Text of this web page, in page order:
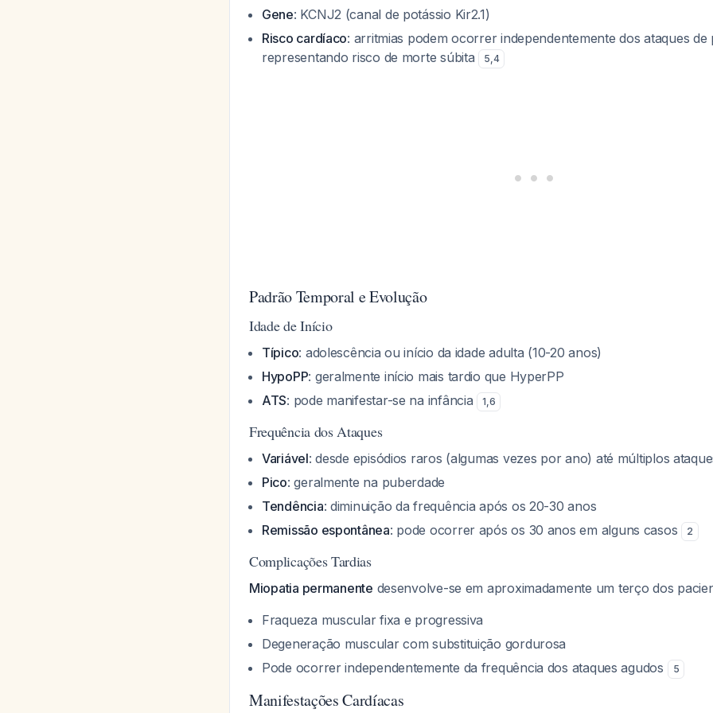
Gene: KCNJ2 (canal de potássio Kir2.1)
Risco cardíaco: arritmias podem ocorrer independentemente dos ataques de
representando risco de morte súbita
5,4
Padrão Temporal e Evolução
Idade de Início
Típico: adolescência ou início da idade adulta (10-20 anos)
HypoPP: geralmente início mais tardio que HyperPP
ATS: pode manifestar-se na infância 1,6
Frequência dos Ataques
Variável: desde episódios raros (algumas vezes por ano) até múltiplos
Pico: geralmente na puberdade
Tendência: diminuição da frequência após os 20-30 anos
Remissão espontânea: pode ocorrer após os 30 anos em alguns casos 2
Complicações Tardias
Miopatia permanente desenvolve-se em aproximadamente um terço dos
Fraqueza muscular fixa e progressiva
Degeneração muscular com substituição gordurosa
Pode ocorrer independentemente da frequência dos ataques agudos
5
Manifestações Cardíacas